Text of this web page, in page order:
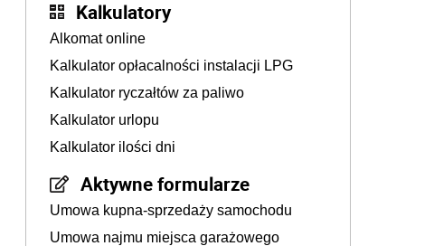
Kalkulatory
Alkomat online
Kalkulator opłacalności instalacji LPG
Kalkulator ryczałtów za paliwo
Kalkulator urlopu
Kalkulator ilości dni
Aktywne formularze
Umowa kupna-sprzedaży samochodu
Umowa najmu miejsca garażowego